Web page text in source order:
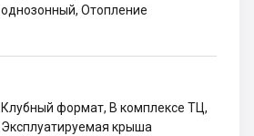
однозонный, Отопление
Клубный формат, В комплексе ТЦ,
Эксплуатируемая крыша